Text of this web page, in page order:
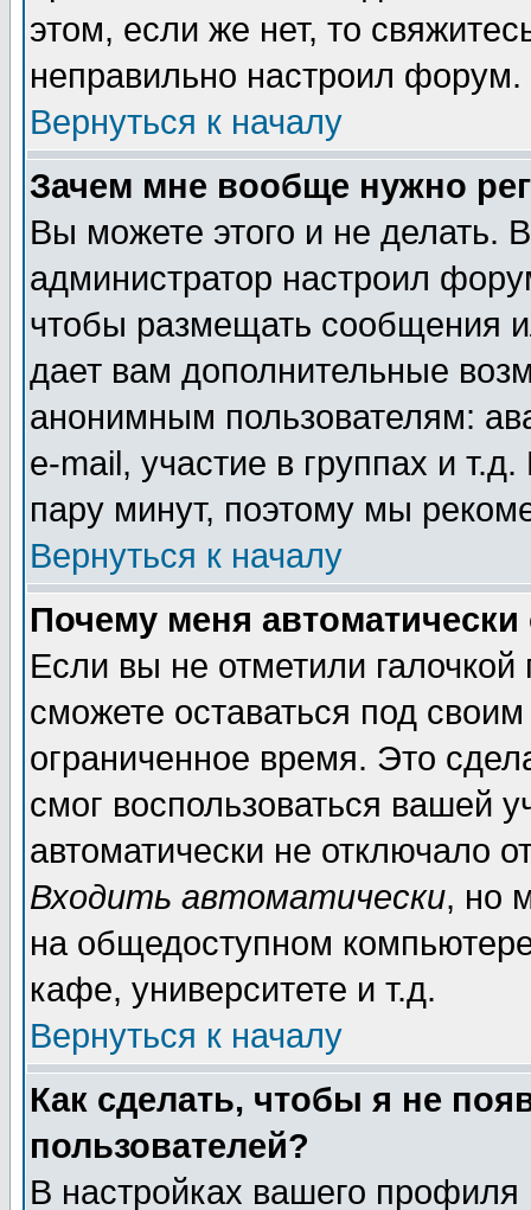
этом, если же нет, то
неправильно настроил форум.
Вернуться к началу
Зачем мне вообще нужно
Вы можете этого и не делать.
администратор настроил
чтобы размещать сообщения
дает вам дополнительные
анонимным пользователям:
e-mail, участие в группах и
пару минут, поэтому мы
Вернуться к началу
Почему меня автоматически
Если вы не отметили галочкой
сможете оставаться под
ограниченное время. Это
смог воспользоваться вашей
автоматически не отключало
Входить автоматически, но
на общедоступном
кафе, университете и т.д.
Вернуться к началу
Как сделать, чтобы я не
пользователей?
В настройках вашего